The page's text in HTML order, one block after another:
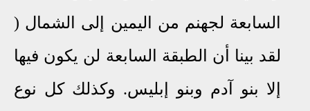
السابعة لجهنم من اليمين إلى الشمال (
لقد بينا أن الطبقة السابعة لن يكون فيها
إلا بنو آدم وبنو إبليس. وكذلك كل نوع